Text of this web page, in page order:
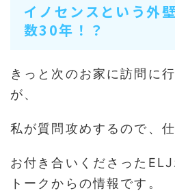
イノセンスという外
数30年！？
きっと次のお家に訪問に
が、
私が質問攻めするので、
お付き合いくださった
トークからの情報です。